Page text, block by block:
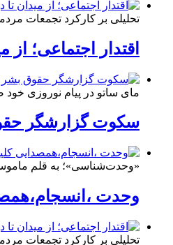
تحلیلی بر کارکرد تجمعات
اقتدار اجتماعی؛ از
مای ساتو در پیام نوروزی خود
سکوت گزارشگر
«وحدت‌‌شناسی»؛ به قلم
وحدت
تحلیلی بر کارکرد تجمعات